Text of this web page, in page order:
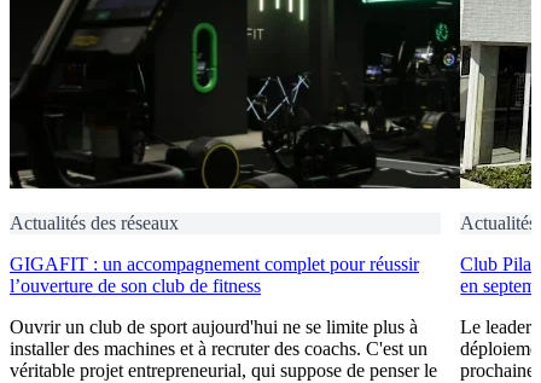
Actualités des réseaux
GIGAFIT : un accompagnement complet pour réussir
l’ouverture de son club de fitness
Ouvrir un club de sport aujourd'hui ne se limite plus à
installer des machines et à recruter des coachs. C'est un
véritable projet entrepreneurial, qui suppose de penser le
Actualités
Club
en
Le leader
prochaine